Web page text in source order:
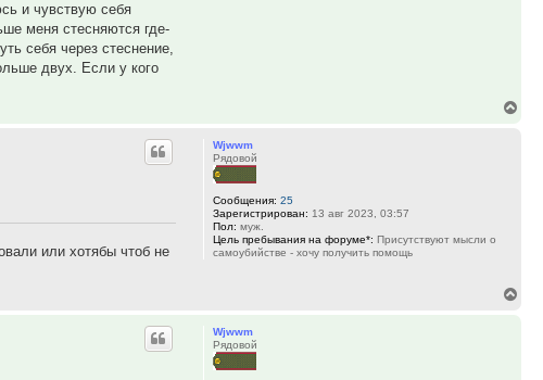
и чувствую себя
меня стесняются где-
себя через стеснение,
двух. Если у кого
Wjwwm
Рядовой
Сообщения: 25
Зарегистрирован: 13 авг 2023, 03:57
Пол: муж.
Цель пребывания на форуме*: Присутствуют мысли о
самоубийстве - хочу получить помощь
или хотябы чтоб не
Wjwwm
Рядовой